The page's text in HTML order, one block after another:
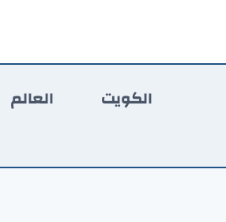
المحتوى
الكويت العالم